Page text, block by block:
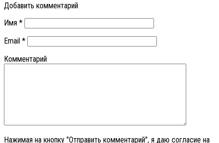
Добавить комментарий
Имя *
Email *
Комментарий
Нажимая на кнопку "Отправить комментарий", я даю согласие на